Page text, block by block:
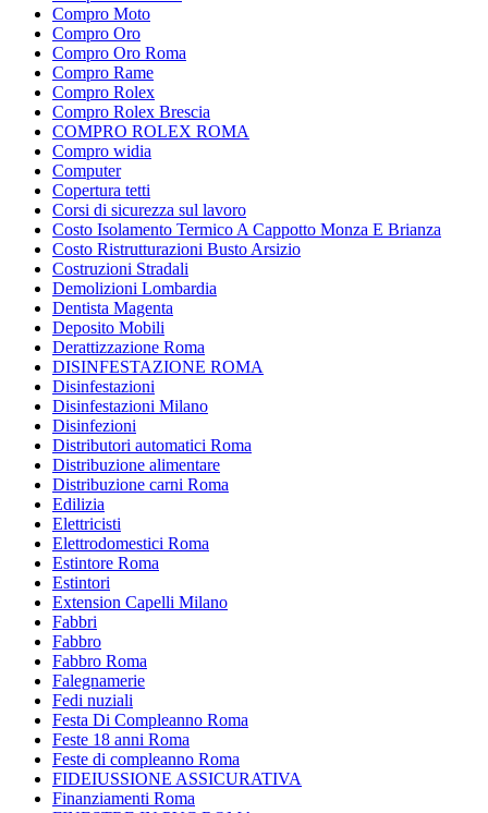
Compro Moto
Compro Oro
Compro Oro Roma
Compro Rame
Compro Rolex
Compro Rolex Brescia
COMPRO ROLEX ROMA
Compro widia
Computer
Copertura tetti
Corsi di sicurezza sul lavoro
Costo Isolamento Termico A Cappotto Monza E Brianza
Costo Ristrutturazioni Busto Arsizio
Costruzioni Stradali
Demolizioni Lombardia
Dentista Magenta
Deposito Mobili
Derattizzazione Roma
DISINFESTAZIONE ROMA
Disinfestazioni
Disinfestazioni Milano
Disinfezioni
Distributori automatici Roma
Distribuzione alimentare
Distribuzione carni Roma
Edilizia
Elettricisti
Elettrodomestici Roma
Estintore Roma
Estintori
Extension Capelli Milano
Fabbri
Fabbro
Fabbro Roma
Falegnamerie
Fedi nuziali
Festa Di Compleanno Roma
Feste 18 anni Roma
Feste di compleanno Roma
FIDEIUSSIONE ASSICURATIVA
Finanziamenti Roma